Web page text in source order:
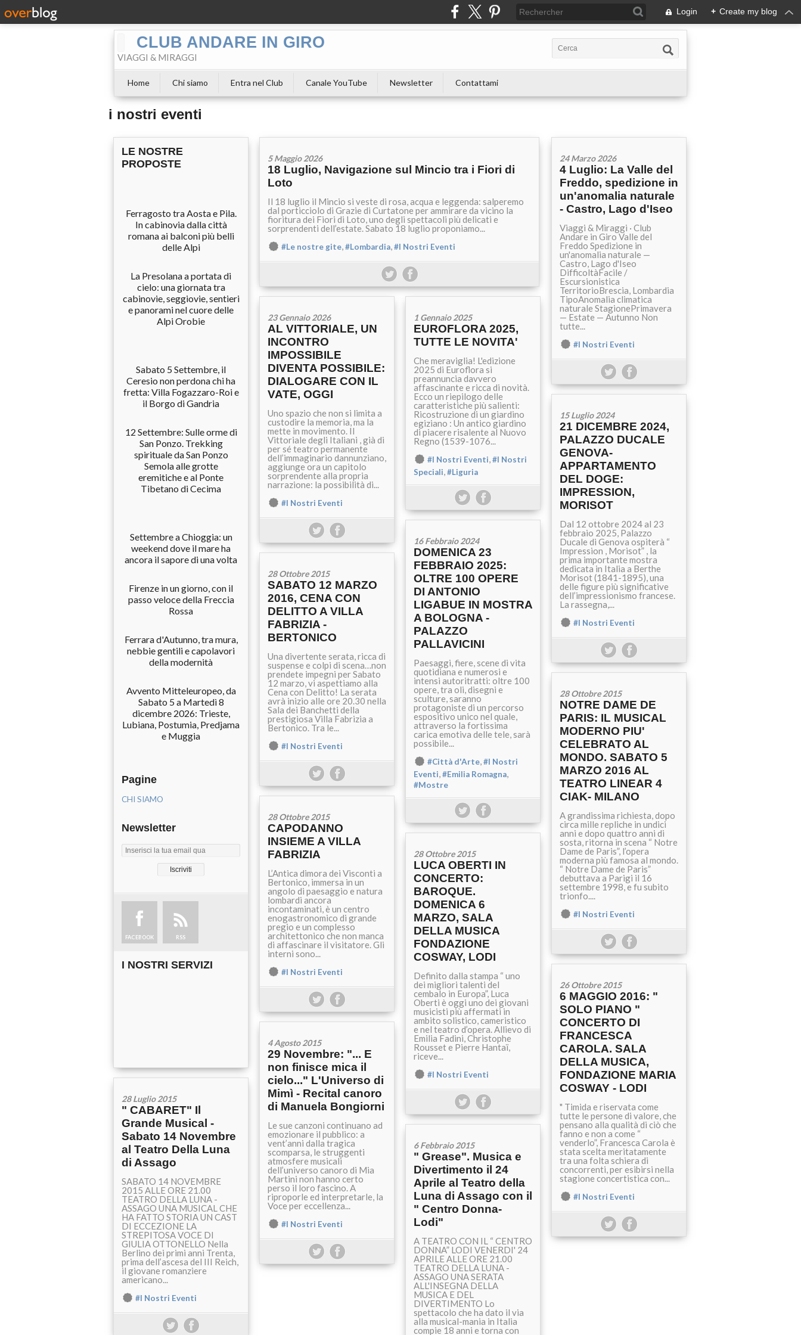
Login + Create my blog
CLUB ANDARE IN GIRO
VIAGGI & MIRAGGI
Home Chi siamo Entra nel Club Canale YouTube Newsletter Contattami
i nostri eventi
LE NOSTRE
PROPOSTE
Ferragosto tra Aosta e Pila.
In cabinovia dalla città
romana ai balconi più belli
delle Alpi
La Presolana a portata di
cielo: una giornata tra
cabinovie, seggiovie, sentieri
e panorami nel cuore delle
Alpi Orobie
Sabato 5 Settembre, il
Ceresio non perdona chi ha
fretta: Villa Fogazzaro-Roi e
il Borgo di Gandria
12 Settembre: Sulle orme di
San Ponzo. Trekking
spirituale da San Ponzo
Semola alle grotte
eremitiche e al Ponte
Tibetano di Cecima
Settembre a Chioggia: un
weekend dove il mare ha
ancora il sapore di una volta
Firenze in un giorno, con il
passo veloce della Freccia
Rossa
Ferrara d'Autunno, tra mura,
nebbie gentili e capolavori
della modernità
Avvento Mitteleuropeo, da
Sabato 5 a Martedì 8
dicembre 2026: Trieste,
Lubiana, Postumia, Predjama
e Muggia
Pagine
CHI SIAMO
Newsletter
FACEBOOK RSS
I NOSTRI SERVIZI
5 Maggio 2026
18 Luglio, Navigazione sul Mincio tra i Fiori di
Loto
Il 18 luglio il Mincio si veste di rosa, acqua e leggenda: salperemo
dal porticciolo di Grazie di Curtatone per ammirare da vicino la
fioritura dei Fiori di Loto, uno degli spettacoli più delicati e
sorprendenti dell’estate. Sabato 18 luglio proponiamo...
#Le nostre gite,#Lombardia,#I Nostri Eventi
24 Marzo 2026
4 Luglio: La Valle del
Freddo, spedizione in
un'anomalia naturale
- Castro, Lago d'Iseo
Viaggi & Miraggi · Club
Andare in Giro Valle del
Freddo Spedizione in
un'anomalia naturale —
Castro, Lago d'Iseo
DifficoltàFacile /
Escursionistica
TerritorioBrescia, Lombardia
TipoAnomalia climatica
naturale StagionePrimavera
— Estate — Autunno Non
tutte...
#I Nostri Eventi
23 Gennaio 2026
AL VITTORIALE, UN
INCONTRO
IMPOSSIBILE
DIVENTA POSSIBILE:
DIALOGARE CON IL
VATE, OGGI
Uno spazio che non si limita a
custodire la memoria, ma la
mette in movimento. Il
Vittoriale degli Italiani , già di
per sé teatro permanente
dell’immaginario dannunziano,
aggiunge ora un capitolo
sorprendente alla propria
narrazione: la possibilità di...
#I Nostri Eventi
1 Gennaio 2025
EUROFLORA 2025,
TUTTE LE NOVITA'
Che meraviglia! L'edizione
2025 di Euroflora si
preannuncia davvero
affascinante e ricca di novità.
Ecco un riepilogo delle
caratteristiche più salienti:
Ricostruzione di un giardino
egiziano : Un antico giardino
di piacere risalente al Nuovo
Regno (1539-1076...
#I Nostri Eventi,#I Nostri
Speciali,#Liguria
15 Luglio 2024
21 DICEMBRE 2024,
PALAZZO DUCALE
GENOVA-
APPARTAMENTO
DEL DOGE:
IMPRESSION,
MORISOT
Dal 12 ottobre 2024 al 23
febbraio 2025, Palazzo
Ducale di Genova ospiterà “
Impression , Morisot” , la
prima importante mostra
dedicata in Italia a Berthe
Morisot (1841-1895), una
delle figure più significative
dell’impressionismo francese.
La rassegna,...
#I Nostri Eventi
16 Febbraio 2024
DOMENICA 23
FEBBRAIO 2025:
OLTRE 100 OPERE
DI ANTONIO
LIGABUE IN MOSTRA
A BOLOGNA -
PALAZZO
PALLAVICINI
Paesaggi, fiere, scene di vita
quotidiana e numerosi e
intensi autoritratti: oltre 100
opere, tra oli, disegni e
sculture, saranno
protagoniste di un percorso
espositivo unico nel quale,
attraverso la fortissima
carica emotiva delle tele, sarà
possibile...
#Città d'Arte,#I Nostri
Eventi,#Emilia Romagna,
#Mostre
28 Ottobre 2015
SABATO 12 MARZO
2016, CENA CON
DELITTO A VILLA
FABRIZIA -
BERTONICO
Una divertente serata, ricca di
suspense e colpi di scena…non
prendete impegni per Sabato
12 marzo, vi aspettiamo alla
Cena con Delitto! La serata
avrà inizio alle ore 20.30 nella
Sala dei Banchetti della
prestigiosa Villa Fabrizia a
Bertonico. Tra le...
#I Nostri Eventi
28 Ottobre 2015
NOTRE DAME DE
PARIS: IL MUSICAL
MODERNO PIU'
CELEBRATO AL
MONDO. SABATO 5
MARZO 2016 AL
TEATRO LINEAR 4
CIAK- MILANO
A grandissima richiesta, dopo
circa mille repliche in undici
anni e dopo quattro anni di
sosta, ritorna in scena “ Notre
Dame de Paris”, l’opera
moderna più famosa al mondo.
“ Notre Dame de Paris”
debuttava a Parigi il 16
settembre 1998, e fu subito
trionfo....
#I Nostri Eventi
28 Ottobre 2015
CAPODANNO
INSIEME A VILLA
FABRIZIA
L’Antica dimora dei Visconti a
Bertonico, immersa in un
angolo di paesaggio e natura
lombardi ancora
incontaminati, è un centro
enogastronomico di grande
pregio e un complesso
architettonico che non manca
di affascinare il visitatore. Gli
interni sono...
#I Nostri Eventi
28 Ottobre 2015
LUCA OBERTI IN
CONCERTO:
BAROQUE.
DOMENICA 6
MARZO, SALA
DELLA MUSICA
FONDAZIONE
COSWAY, LODI
Definito dalla stampa “ uno
dei migliori talenti del
cembalo in Europa”, Luca
Oberti è oggi uno dei giovani
musicisti più affermati in
ambito solistico, cameristico
e nel teatro d’opera. Allievo di
Emilia Fadini, Christophe
Rousset e Pierre Hantaï,
riceve...
#I Nostri Eventi
26 Ottobre 2015
6 MAGGIO 2016: "
SOLO PIANO "
CONCERTO DI
FRANCESCA
CAROLA. SALA
DELLA MUSICA,
FONDAZIONE MARIA
COSWAY - LODI
" Timida e riservata come
tutte le persone di valore, che
pensano alla qualità di ciò che
fanno e non a come “
venderlo”, Francesca Carola è
stata scelta meritatamente
tra una folta schiera di
concorrenti, per esibirsi nella
stagione concertistica con...
#I Nostri Eventi
4 Agosto 2015
29 Novembre: "... E
non finisce mica il
cielo..." L'Universo di
Mimì - Recital canoro
di Manuela Bongiorni
Le sue canzoni continuano ad
emozionare il pubblico: a
vent’anni dalla tragica
scomparsa, le struggenti
atmosfere musicali
dell’universo canoro di Mia
Martini non hanno certo
perso il loro fascino. A
riproporle ed interpretarle, la
Voce per eccellenza...
#I Nostri Eventi
28 Luglio 2015
" CABARET" Il
Grande Musical -
Sabato 14 Novembre
al Teatro Della Luna
di Assago
SABATO 14 NOVEMBRE
2015 ALLE ORE 21.00
TEATRO DELLA LUNA -
ASSAGO UNA MUSICAL CHE
HA FATTO STORIA UN CAST
DI ECCEZIONE LA
STREPITOSA VOCE DI
GIULIA OTTONELLO Nella
Berlino dei primi anni Trenta,
prima dell’ascesa del III Reich,
il giovane romanziere
americano...
#I Nostri Eventi
6 Febbraio 2015
" Grease". Musica e
Divertimento il 24
Aprile al Teatro della
Luna di Assago con il
" Centro Donna-
Lodi"
A TEATRO CON IL “ CENTRO
DONNA” LODI VENERDI' 24
APRILE ALLE ORE 21.00
TEATRO DELLA LUNA -
ASSAGO UNA SERATA
ALL'INSEGNA DELLA
MUSICA E DEL
DIVERTIMENTO Lo
spettacolo che ha dato il via
alla musical-mania in Italia
compie 18 anni e torna con